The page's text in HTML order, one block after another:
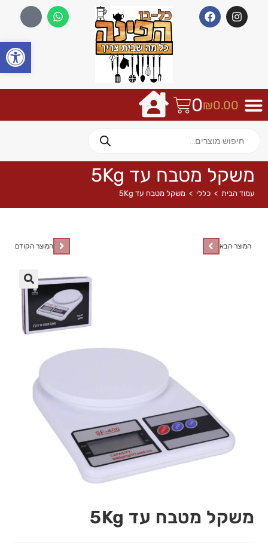
₪0.00
0
משקל מטבח עד 5Kg
עמוד הבית > כללי > משקל מטבח עד 5Kg
המוצר הקודם המוצר הבא
🔍
משקל מטבח עד 5Kg